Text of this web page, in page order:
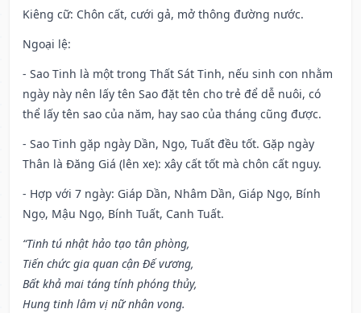
Kiêng cữ: Chôn cất, cưới gả, mở thông đường nước.
Ngoại lệ:
- Sao Tinh là một trong Thất Sát Tinh, nếu sinh con nhằm
ngày này nên lấy tên Sao đặt tên cho trẻ để dễ nuôi, có
thể lấy tên sao của năm, hay sao của tháng cũng được.
- Sao Tinh gặp ngày Dần, Ngọ, Tuất đều tốt. Gặp ngày
Thân là Đăng Giá (lên xe): xây cất tốt mà chôn cất nguy.
- Hợp với 7 ngày: Giáp Dần, Nhâm Dần, Giáp Ngọ, Bính
Ngọ, Mậu Ngọ, Bính Tuất, Canh Tuất.
“Tinh tú nhật hảo tạo tân phòng,
Tiến chức gia quan cận Đế vương,
Bất khả mai táng tính phóng thủy,
Hung tinh lâm vị nữ nhân vong.